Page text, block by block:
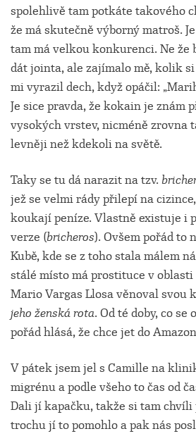
spolehlivě tam potkáte takového
že má skutečně výborný matroš.
tam má velkou konkurenci. Ne že
dát jointa, ale zajímalo mě, kolik
mi vyrazil dech, když opáčil:
Je sice pravda, že kokain je znám
vysokých vrstev, nicméně zrovna
levněji než kdekoli na světě.
Taky se tu dá narazit na tzv.
jež se velmi rády přilepí na
koukají peníze. Vlastně existuje i
verze (bricheros). Ovšem pořád to
Kubě, kde se z toho stala málem
stálé místo má prostituce v oblasti
Mario Vargas Llosa věnoval svou
jeho ženská rota. Od té doby, co se
pořád hlásá, že chce jet do
V pátek jsem jel s Camille na
migrénu a podle všeho to čas od
Dali jí kapačku, takže si tam chvíli
trochu jí to pomohlo a pak nás